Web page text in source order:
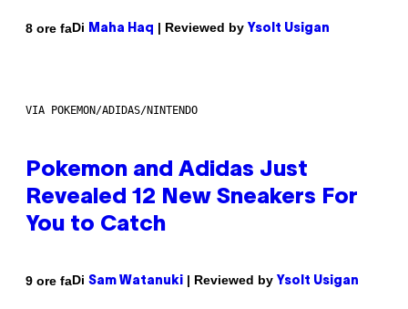
8 ore faDi Maha Haq | Reviewed by Ysolt Usigan
VIA POKEMON/ADIDAS/NINTENDO
Pokemon and Adidas Just
Revealed 12 New Sneakers For
You to Catch
9 ore faDi Sam Watanuki | Reviewed by Ysolt Usigan